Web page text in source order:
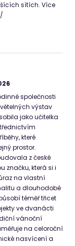
sítích. Více
společnosti
výstav
jako učitelka
které
prostor.
z české
značku, která si i
na vlastní
a dlouhodobé
téměř třicet
ve dvanácti
vánoční
na celoroční
nasvícení a